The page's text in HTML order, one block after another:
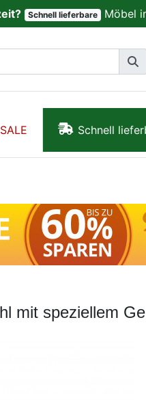
Schnell lieferbare Möbel
SALE Schnell
mit speziellem